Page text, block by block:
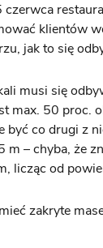
klientów
jak to się
musi się
max. 50 proc.
co drugi z
– chyba, że
licząc od
zakryte